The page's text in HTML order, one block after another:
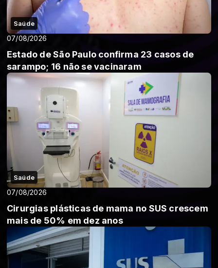
Saúde
07/08/2026
Estado de São Paulo confirma 23 casos de
sarampo; 16 não se vacinaram
Saúde
07/08/2026
Cirurgias plásticas de mama no SUS crescem
mais de 50% em dez anos